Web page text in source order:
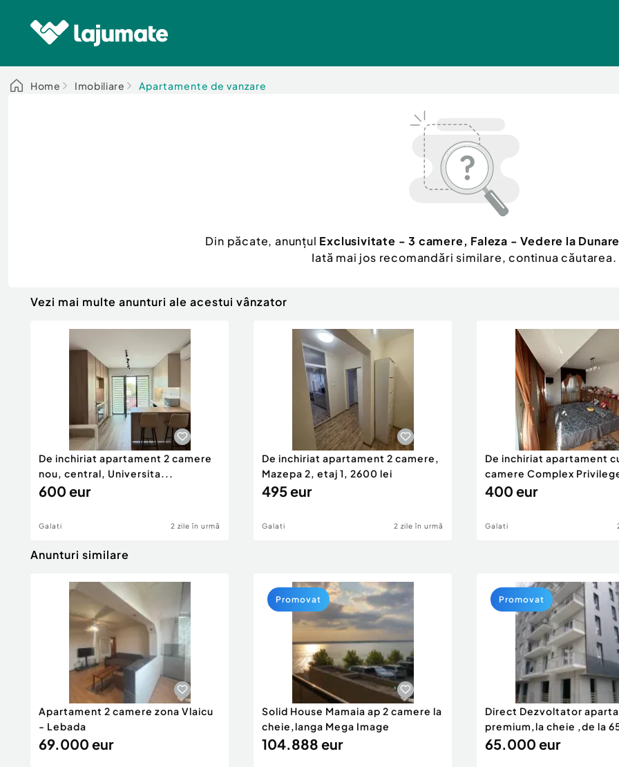
Home Imobiliare Apartamente de vanzare
Din păcate, anunțul Exclusivitate - 3 camere, Faleza - Vedere la
Iată mai jos recomandări similare, continua căutarea.
Vezi mai multe anunturi ale acestui vânzator
De inchiriat apartament 2 camere
nou, central, Universita...
600 eur
Galati 2 zile în urmă
De inchiriat apartament 2 camere,
Mazepa 2, etaj 1, 2600 lei
495 eur
Galati 2 zile în urmă
De inchiriat apartament
camere Complex
400 eur
Galati
Anunturi similare
Apartament 2 camere zona Vlaicu
- Lebada
69.000 eur
Solid House Mamaia ap 2 camere la
cheie,langa Mega Image
104.888 eur
Promovat
Direct Dezvoltator
premium,la cheie ,de la
eur
65.000 eur
Promovat